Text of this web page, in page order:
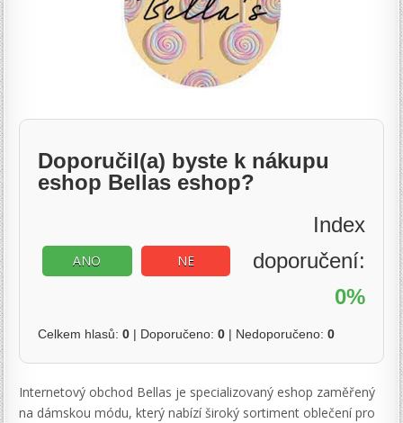
Doporučil(a) byste k nákupu
eshop Bellas eshop?
ANO NE
Index
doporučení:
0%
Celkem hlasů:0 | Doporučeno:0 | Nedoporučeno:0
Internetový obchod Bellas je specializovaný eshop zaměřený
na dámskou módu, který nabízí široký sortiment oblečení pro